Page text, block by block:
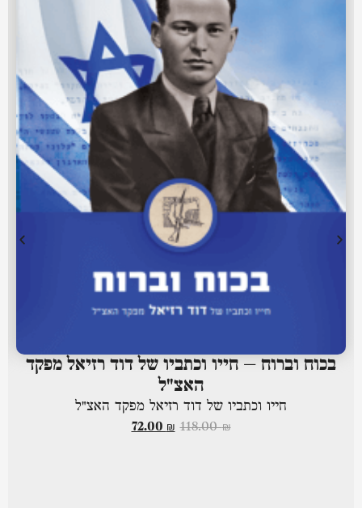
בכוח וברוח – חייו וכתביו של דוד רזיאל מפקד
האצ"ל
חייו וכתביו של דוד רזיאל מפקד האצ"ל
118.00₪
72.00 ₪